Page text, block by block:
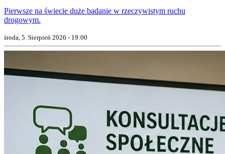
Pierwsze na świecie duże badanie w rzeczywistym ruchu
drogowym.
środa, 5. Sierpień 2026 - 19:00